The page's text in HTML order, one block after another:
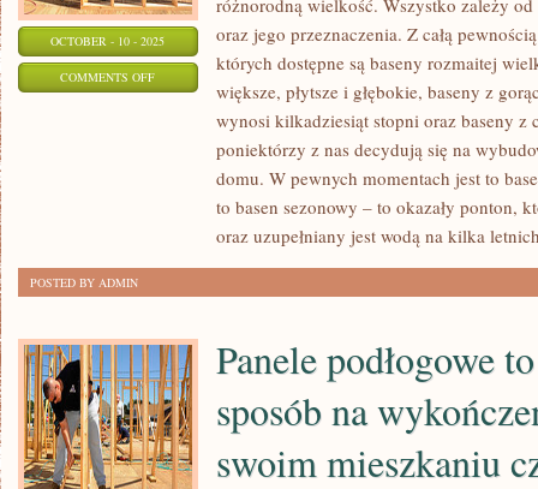
OCTOBER - 10 - 2025
COMMENTS OFFON
różnorodną wielkość. Wszystko zależy
oraz jego przeznaczenia. Z całą
których dostępne są baseny rozmaitej
większe, płytsze i głębokie, baseny z
wynosi kilkadziesiąt stopni oraz baseny z
poniektórzy z nas decydują się na
domu. W pewnych momentach jest to
to basen sezonowy – to okazały ponton,
oraz uzupełniany jest wodą na kilka
POSTED BY ADMIN
Panele podłogowe
sposób na
swoim mieszkaniu